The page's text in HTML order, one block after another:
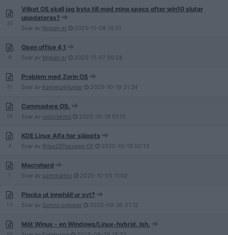
33
Vilket OS skall jag byta till med mina specs efter win10 slutar
uppdateras?
Svar av Nypan-sr 2025-11-08 14:31
9
Open office 4,1
Svar av Nypan-sr 2025-11-07 09:58
21
Problem med Zorin OS
Svar av KamerunHunter 2025-10-19 21:34
10
Commodore OS.
Svar av ruskinarms 2025-10-19 01:10
4
KDE Linux Alfa har släppts
Svar av RitesOfPassage-OF 2025-10-13 02:13
1
Macrohard
Svar av sommarlov 2025-10-05 11:02
13
Plocka ut innehåll ur svt?
Svar av Gonzo.prepper 2025-09-30 21:12
Möt Winux - en Windows/Linux-hybrid. Ish.